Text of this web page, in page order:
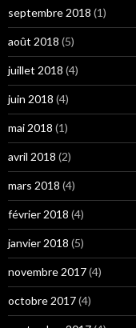
septembre 2018 (1)
août 2018 (5)
juillet 2018 (4)
juin 2018 (4)
mai 2018 (1)
avril 2018 (2)
mars 2018 (4)
février 2018 (4)
janvier 2018 (5)
novembre 2017(4)
octobre 2017(4)